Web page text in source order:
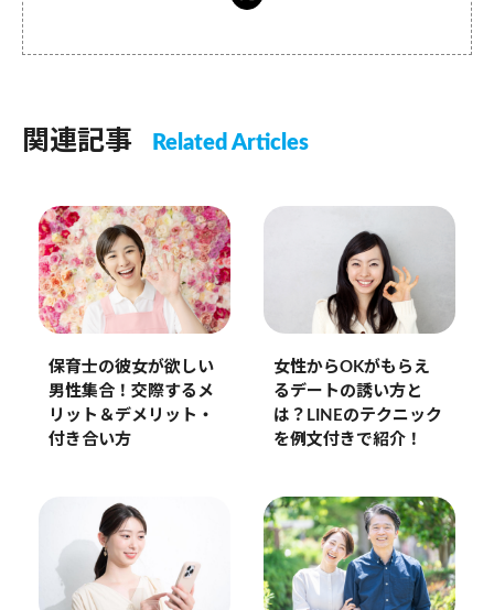
関連記事 Related Articles
保育士の彼女が欲しい
男性集合！交際するメ
リット＆デメリット・
付き合い方
女性からOKがもらえ
るデートの誘い方と
は？LINEのテクニック
を例文付きで紹介！